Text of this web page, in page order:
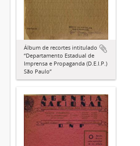
Álbum de recortes intitulado
“Departamento Estadual de
Imprensa e Propaganda (D.E.I.P.)
São Paulo”